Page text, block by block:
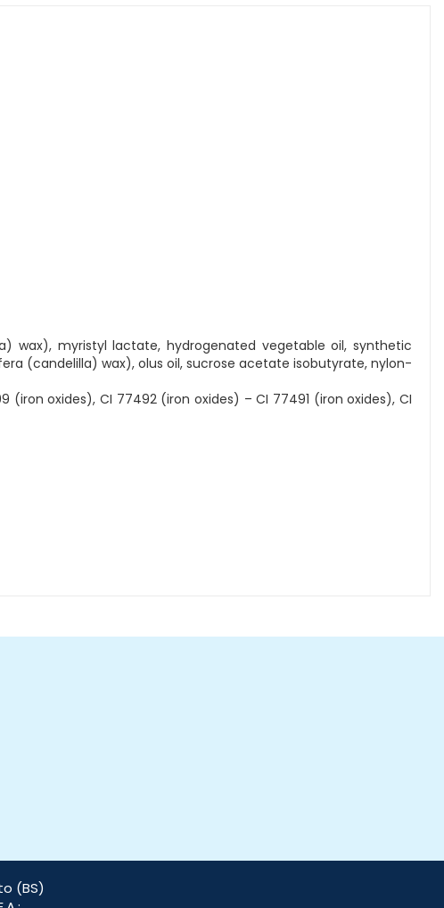
wax), myristyl lactate, hydrogenated vegetable oil, synthetic
(candelilla) wax), olus oil, sucrose acetate isobutyrate, nylon-
oxides), CI 77492 (iron oxides) – CI 77491 (iron oxides), CI
(BS)